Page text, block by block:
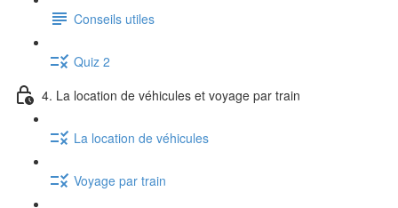
Conseils utiles
Quiz 2
4. La location de véhicules et voyage par train
La location de véhicules
Voyage par train